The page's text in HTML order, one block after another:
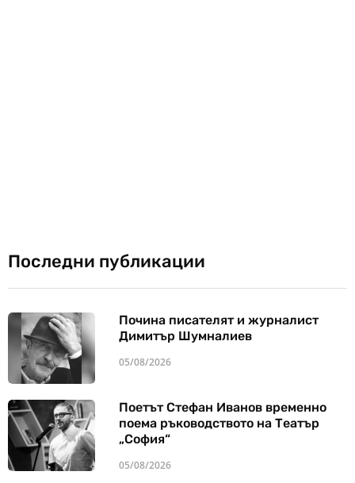
Последни публикации
Почина писателят и журналист
Димитър Шумналиев
05/08/2026
Поетът Стефан Иванов временно
поема ръководството на Театър
„София“
05/08/2026